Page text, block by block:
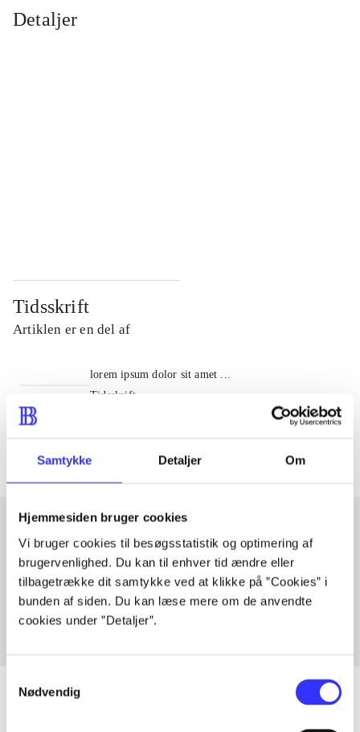
Samtykke Detaljer Om
Hjemmesiden bruger cookies
Vi bruger cookies til besøgsstatistik og optimering af
brugervenlighed. Du kan til enhver tid ændre eller
tilbagetrække dit samtykke ved at klikke på ”Cookies” i
bunden af siden. Du kan læse mere om de anvendte
cookies under ”Detaljer”.
Nødvendig
Detaljer
Tidsskrift
Artiklen er en del af
lorem ipsum dolor sit amet ...
Tidsskrift
Artiklerne i
Artikler med samme emner
Fra